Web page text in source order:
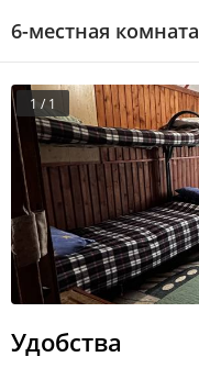
6-местная комната
1 / 1
Удобства